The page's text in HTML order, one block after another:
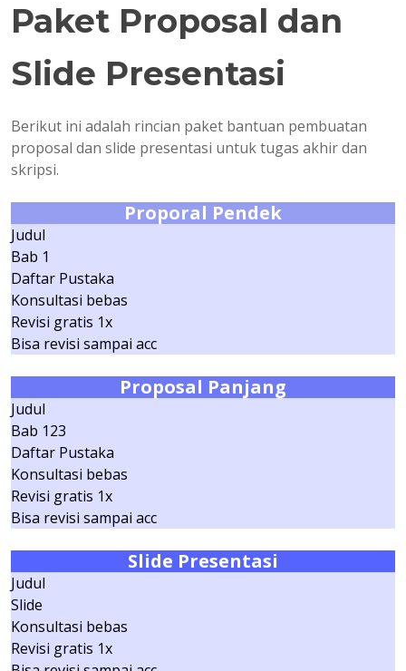
Paket Proposal dan
Slide Presentasi
Berikut ini adalah rincian paket bantuan pembuatan
proposal dan slide presentasi untuk tugas akhir dan
skripsi.
Proporal Pendek
Judul
Bab 1
Daftar Pustaka
Konsultasi bebas
Revisi gratis 1x
Bisa revisi sampai acc
Proposal Panjang
Judul
Bab 123
Daftar Pustaka
Konsultasi bebas
Revisi gratis 1x
Bisa revisi sampai acc
Slide Presentasi
Judul
Slide
Konsultasi bebas
Revisi gratis 1x